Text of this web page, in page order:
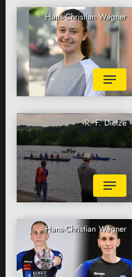
Hans-Christian Wagner
R. F. Dietze
Hans-Christian Wagner